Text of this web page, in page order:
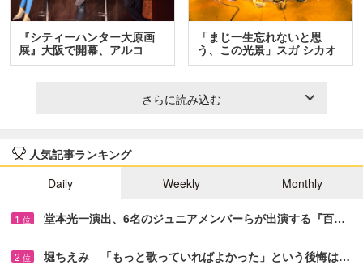
『シティーハンター大原画
展』大阪で開幕、アルコ
＆…
「まじ一生忘れないと思
う、この光景」スガ シカオ
と…
さらに読み込む
人気記事ランキング
Daily
Weekly Monthly
1 位 堂本光一演出、6名のジュニアメンバーらが出演する『百…
2 位 堀ちえみ 「もっと歌っていればよかった」という後悔は…